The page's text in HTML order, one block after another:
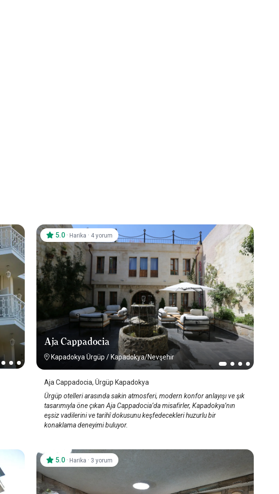
Aja Cappadocia
Kapadokya Ürgüp /Kapadokya/Nevşehir
5.0 · Harika · 4 yorum
Aja Cappadocia, Ürgüp Kapadokya
Ürgüp otelleri arasında sakin atmosferi, modern konfor anlayışı ve şık
tasarımıyla öne çıkan Aja Cappadocia’da misafirler, Kapadokya’nın
eşsiz vadilerini ve tarihî dokusunu keşfedecekleri huzurlu bir
konaklama deneyimi buluyor.
5.0 · Harika · 3 yorum